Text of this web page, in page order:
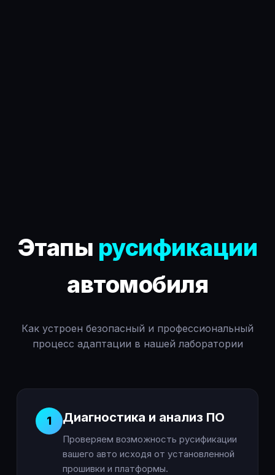
Этапы русификации
автомобиля
Как устроен безопасный и профессиональный
процесс адаптации в нашей лаборатории
1 Диагностика и анализ ПО
Проверяем возможность русификации
вашего авто исходя от установленной
прошивки и платформы.